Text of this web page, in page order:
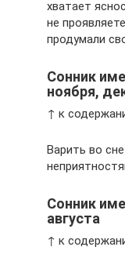
хватает
не
продумали
Сонник
ноября,
↑ к
Варить во
Сонник
августа
↑ к